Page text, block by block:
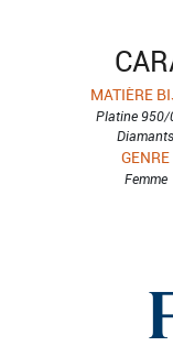
MATIÈRE
Platine 950/
Diamants
GENRE
Femme